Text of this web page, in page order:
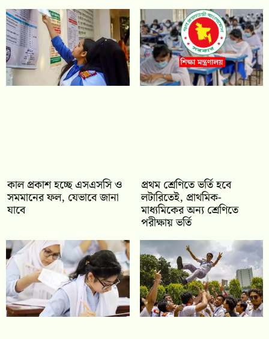
কাল প্রকাশ হচ্ছে এসএসসি ও
সমমানের ফল, যেভাবে জানা
যাবে
প্রথম শ্রেণিতে ভর্তি হবে
লটারিতেই, প্রাথমিক-
মাধ্যমিকের অন্য শ্রেণিতে
পরীক্ষায় ভর্তি